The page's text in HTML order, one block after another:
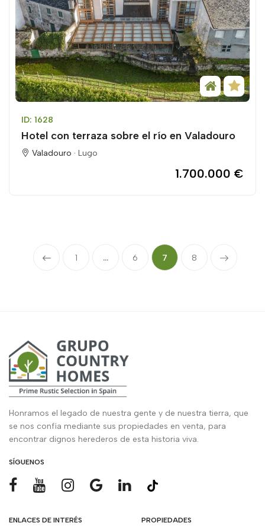
ID: 1628
Hotel con terraza sobre el río en Valadouro
Valadouro · Lugo
1.700.000 €
1 ... 6 7 8
Honramos el legado de nuestra gente y de nuestra tierra, que
se nos confía mediante sus propiedades en venta, para
encontrar dignos herederos de esta historia viva.
SÍGUENOS
ENLACES DE INTERÉS PROPIEDADES